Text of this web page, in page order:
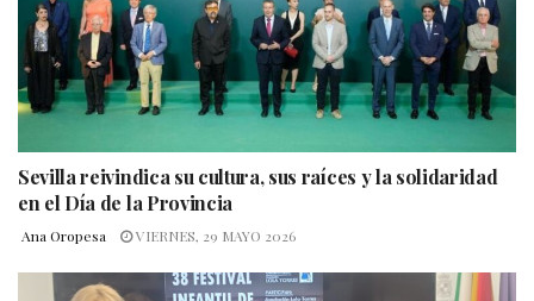
Sevilla reivindica su cultura, sus raíces y la solidaridad
en el Día de la Provincia
Ana Oropesa VIERNES, 29 MAYO 2026